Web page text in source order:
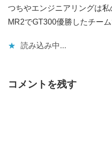
つちやエンジニアリングは
MR2でGT300優勝したチー
読み込み中…
コメントを残す